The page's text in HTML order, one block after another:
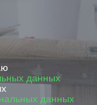
данных
данных